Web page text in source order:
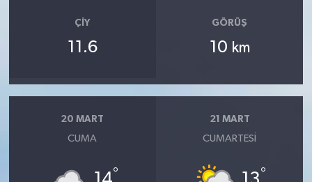
ÇIY
11.6
GÖRÜŞ
10 km
20 MART
CUMA
°
21 MART
CUMARTESI
°